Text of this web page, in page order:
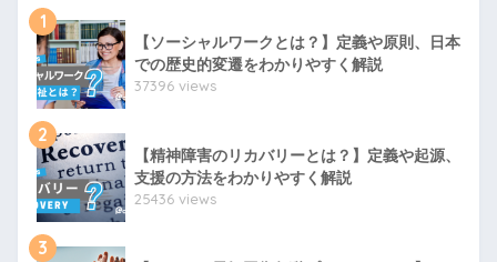
1
【ソーシャルワークとは？】定義や原則、日本
での歴史的変遷をわかりやすく解説
37396 views
2
【精神障害のリカバリーとは？】定義や起源、
支援の方法をわかりやすく解説
25436 views
3